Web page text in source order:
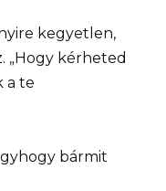
kegyetlen,
„Hogy kérheted
a te
bármit